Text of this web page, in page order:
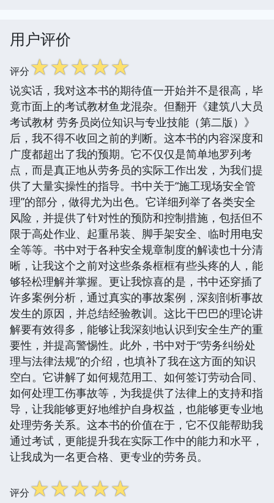
用户评价
评分☆☆☆☆☆
说实话，我对这本书的期待值一开始并不是很高，毕
竟市面上的考试教材鱼龙混杂。但翻开《建筑八大员
考试教材 劳务员岗位知识与专业技能（第二版）》
后，我不得不收回之前的判断。这本书的内容深度和
广度都超出了我的预期。它不仅仅是简单地罗列考
点，而是真正地从劳务员的实际工作出发，为我们提
供了大量实操性的指导。书中关于“施工现场安全管
理”的部分，做得尤为出色。它详细列举了各类安全
风险，并提供了针对性的预防和控制措施，包括但不
限于高处作业、起重吊装、脚手架安全、临时用电安
全等等。书中对于各种安全规章制度的解读也十分清
晰，让我这个之前对这些条条框框有些头疼的人，能
够轻松理解并掌握。更让我惊喜的是，书中还穿插了
许多案例分析，通过真实的事故案例，深刻剖析事故
发生的原因，并总结经验教训。这比干巴巴的理论讲
解要有效得多，能够让我深刻地认识到安全生产的重
要性，并提高警惕性。此外，书中对于“劳务纠纷处
理与法律法规”的介绍，也填补了我在这方面的知识
空白。它讲解了如何规范用工、如何签订劳动合同、
如何处理工伤事故等，为我提供了法律上的支持和指
导，让我能够更好地维护自身权益，也能够更专业地
处理劳务关系。这本书的价值在于，它不仅能帮助我
通过考试，更能提升我在实际工作中的能力和水平，
让我成为一名更合格、更专业的劳务员。
评分☆☆☆☆☆